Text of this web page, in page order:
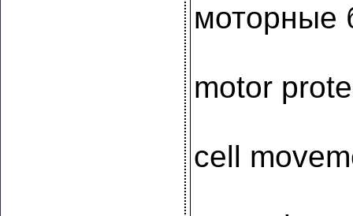
моторные
motor
cell